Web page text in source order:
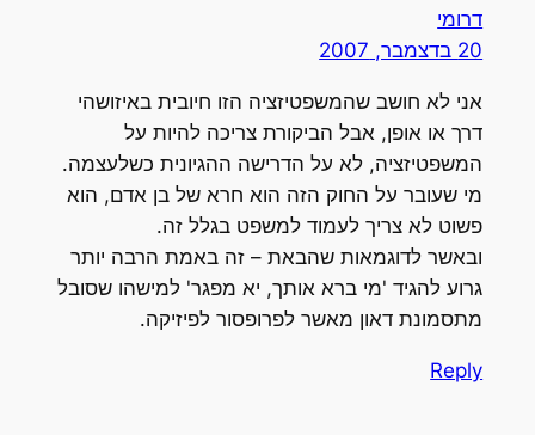
דרומי
20 בדצמבר, 2007
אני לא חושב שהמשפטיזציה הזו חיובית באיזושהי
דרך או אופן, אבל הביקורת צריכה להיות על
המשפטיזציה, לא על הדרישה ההגיונית כשלעצמה.
מי שעובר על החוק הזה הוא חרא של בן אדם, הוא
פשוט לא צריך לעמוד למשפט בגלל זה.
ובאשר לדוגמאות שהבאת – זה באמת הרבה יותר
גרוע להגיד 'מי ברא אותך, יא מפגר' למישהו שסובל
מתסמונת דאון מאשר לפרופסור לפיזיקה.
Reply